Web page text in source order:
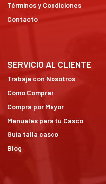
Términos y Condiciones
Contacto
SERVICIO AL CLIENTE
Trabaja con Nosotros
Cómo Comprar
Compra por Mayor
Manuales para tu Casco
Guía talla casco
Blog